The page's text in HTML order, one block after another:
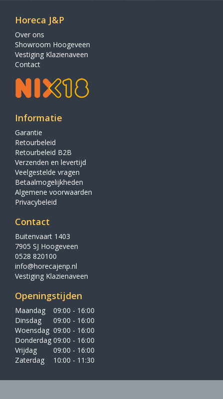
Horeca J&P
Over ons
Showroom Hoogeveen
Vestiging Klazienaveen
Contact
Informatie
Garantie
Retourbeleid
Retourbeleid B2B
Verzenden en levertijd
Veelgestelde vragen
Betaalmogelijkheden
Algemene voorwaarden
Privacybeleid
Contact
Buitenvaart 1403
7905 SJ Hoogeveen
0528 820100
info@horecajenp.nl
Vestiging Klazienaveen
Openingstijden
Maandag
09:00 - 16:00
Dinsdag
09:00 - 16:00
Woensdag 09:00 - 16:00
Donderdag 09:00 - 16:00
Vrijdag
09:00 - 16:00
Zaterdag
10:00 - 11:30